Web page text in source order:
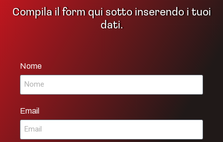
Compila il form qui sotto inserendo i tuoi
dati.
Nome
Email